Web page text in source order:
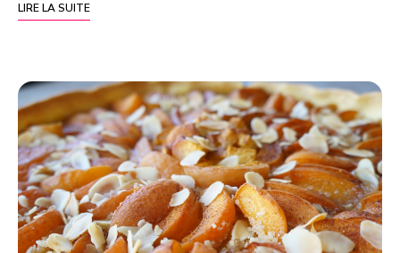
LIRE LA SUITE